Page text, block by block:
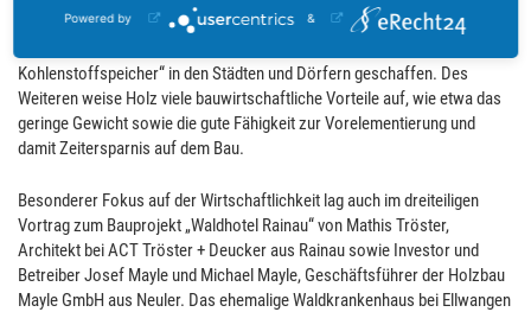
reduziert werden. Zudem würde – neben den Wäldern – durch die
Kohlenstoffspeicher“ in den Städten und Dörfern geschaffen. Des
Weiteren weise Holz viele bauwirtschaftliche Vorteile auf, wie etwa das
geringe Gewicht sowie die gute Fähigkeit zur Vorelementierung und
damit Zeitersparnis auf dem Bau.
Besonderer Fokus auf der Wirtschaftlichkeit lag auch im dreiteiligen
Vortrag zum Bauprojekt „Waldhotel Rainau“ von Mathis Tröster,
Architekt bei ACT Tröster + Deucker aus Rainau sowie Investor und
Betreiber Josef Mayle und Michael Mayle, Geschäftsführer der Holzbau
Mayle GmbH aus Neuler. Das ehemalige Waldkrankenhaus bei Ellwangen
Powered by &